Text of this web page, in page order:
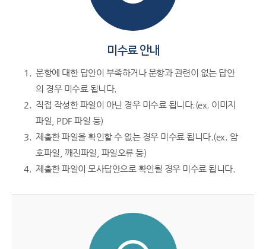
미수료 안내
문항에 대한 답안이 부족하거나 문항과 관련이 없는 답안
의 경우 미수료 됩니다.
직접 작성한 파일이 아닌 경우 미수료 됩니다.(ex. 이미지
파일, PDF 파일 등)
제출한 파일을 확인할 수 없는 경우 미수료 됩니다.(ex. 암
호파일, 깨진파일, 파일오류 등)
제출한 파일이 모사답안으로 확인될 경우 미수료 됩니다.